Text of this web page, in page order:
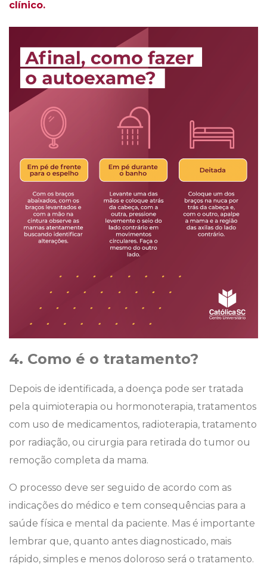
clínico.
4. Como é o tratamento?
Depois de identificada, a doença pode ser tratada
pela quimioterapia ou hormonoterapia, tratamentos
com uso de medicamentos, radioterapia, tratamento
por radiação, ou cirurgia para retirada do tumor ou
remoção completa da mama.
O processo deve ser seguido de acordo com as
indicações do médico e tem consequências para a
saúde física e mental da paciente. Mas é importante
lembrar que, quanto antes diagnosticado, mais
rápido, simples e menos doloroso será o tratamento.